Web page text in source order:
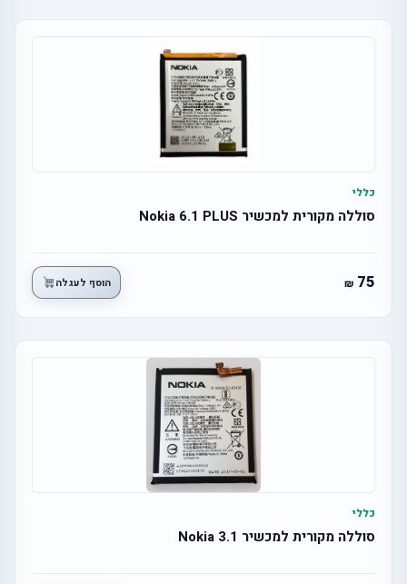
כללי
סוללה מקורית למכשיר Nokia 6.1 PLUS
75 הוסף לעגלה
כללי
סוללה מקורית למכשיר Nokia 3.1